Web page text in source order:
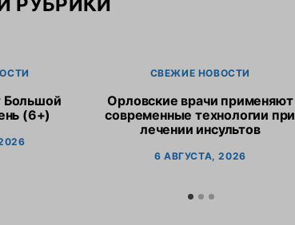
Большой
(6+)
СВЕЖИЕ НОВОСТИ
Орловские врачи применяют
современные технологии при
лечении инсультов
6 АВГУСТА, 2026